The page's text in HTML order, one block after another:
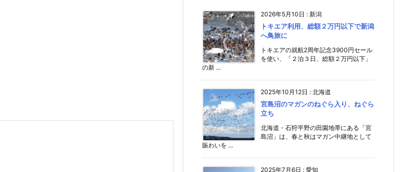
2026年5月10日 : 新潟
トキエア利用、総額２万円以下で新潟
へ鳥旅に
トキエアの就航2周年記念3900円セール
を使い、「２泊３日、総額２万円以下」
の新 ...
2025年10月12日 : 北海道
宮島沼のマガンのねぐら入り、ねぐら
立ち
北海道・石狩平野の田園地帯にある「宮
島沼」は、春と秋はマガン中継地として
賑わいを ...
2025年7月6日 : 愛知